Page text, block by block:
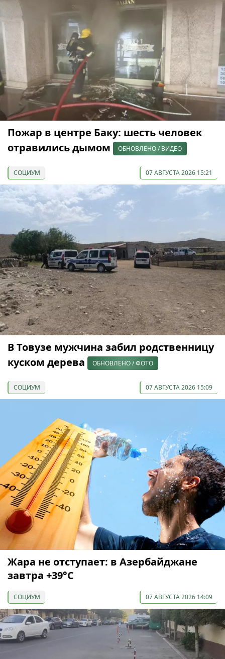
Пожар в центре Баку: шесть человек
отравились дымом
ОБНОВЛЕНО / ВИДЕО
СОЦИУМ 07 АВГУСТА 2026 15:21
В Товузе мужчина забил родственницу
куском дерева
ОБНОВЛЕНО / ФОТО
СОЦИУМ 07 АВГУСТА 2026 15:09
Жара не отступает: в Азербайджане
завтра +39°С
СОЦИУМ 07 АВГУСТА 2026 14:09